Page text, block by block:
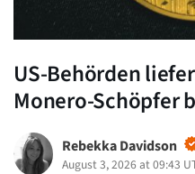
US-Behörden
Monero-Schöpfer
Rebekka Davidson
August 3, 2026 at 09:43